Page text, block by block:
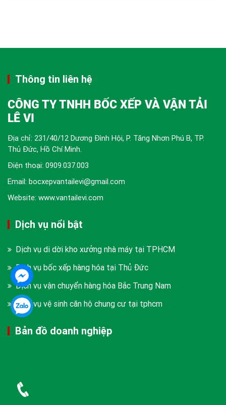
Thông tin liên hệ
CÔNG TY TNHH BỐC XẾP VÀ VẬN TẢI
LÊ VI
Địa chỉ: 231/40/12 Dương Đình Hội, P. Tăng Nhơn Phú B, TP.
Thủ Đức, Hồ Chí Minh.
Điện thoại: 0909.037.003
Email: bocxepvantailevi@gmail.com
Website: www.vantailevi.com
Dịch vụ nổi bật
Dịch vụ di dời kho xưởng nhà máy tại TPHCM
Dịch vụ bốc xếp hàng hóa tại Thủ Đức
Dịch vụ vận chuyển hàng hóa Bắc Trung Nam
Dịch vụ vệ sinh căn hộ chung cư tại tphcm
Bản đồ doanh nghiệp